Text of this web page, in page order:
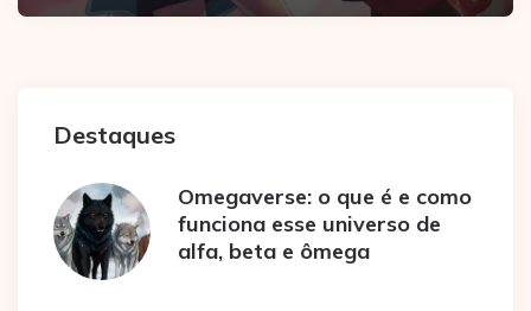
Destaques
Omegaverse: o que é e como
funciona esse universo de
alfa, beta e ômega